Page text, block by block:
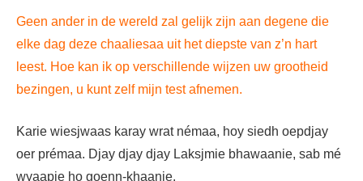
Geen ander in de wereld zal gelijk zijn aan degene die
elke dag deze chaaliesaa uit het diepste van z’n hart
leest. Hoe kan ik op verschillende wijzen uw grootheid
bezingen, u kunt zelf mijn test afnemen.
Karie wiesjwaas karay wrat némaa, hoy siedh oepdjay
oer prémaa. Djay djay djay Laksjmie bhawaanie, sab mé
wyaapie ho goenn-khaanie.